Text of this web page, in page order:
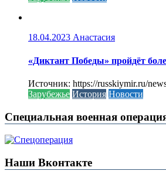
18.04.2023 Анастасия
«Диктант Победы» пройдёт
Источник: https://russkiymir.ru/
Зарубежье История Новости
Специальная военная
Наши Вконтакте